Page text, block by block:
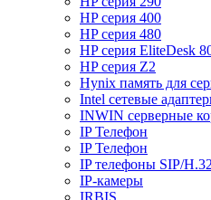
HP серия 400
HP серия 480
HP серия EliteDesk
HP серия Z2
Hynix память для
Intel сетевые
INWIN серверные
IP Телефон
IP Телефон
IP телефоны SIP/
IP-камеры
IRBIS